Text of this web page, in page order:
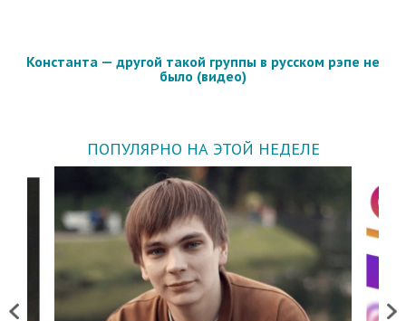
Константа — другой такой группы в русском рэпе не
было (видео)
ПОПУЛЯРНО НА ЭТОЙ НЕДЕЛЕ
Previous Next